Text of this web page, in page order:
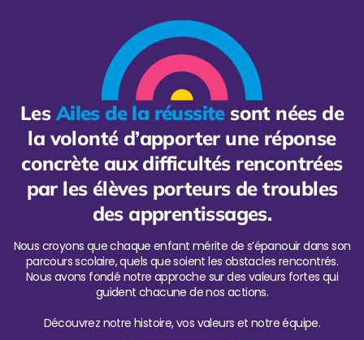
LesAiles de la réussitesont nées de
la volonté d’apporter une réponse
concrète aux difficultés rencontrées
par les élèves porteurs de troubles
des apprentissages.
Nous croyons que chaque enfant mérite de s’épanouir dans son
parcours scolaire, quels que soient les obstacles rencontrés.
Nous avons fondé notre approche sur des valeurs fortes qui
guident chacune de nos actions.
Découvrez notre histoire, vos valeurs et notre équipe.